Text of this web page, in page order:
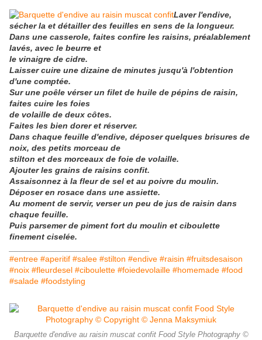
Laver l'endive,
sécher la et détailler des feuilles en sens de la longueur.
Dans une casserole, faites confire les raisins, préalablement
lavés, avec le beurre et
le vinaigre de cidre.
Laisser cuire une dizaine de minutes jusqu'à l'obtention
d'une comptée.
Sur une poêle vérser un filet de huile de pépins de raisin,
faites cuire les foies
de volaille de deux côtes.
Faites les bien dorer et réserver.
Dans chaque feuille d'endive, déposer quelques brisures de
noix, des petits morceau de
stilton et des morceaux de foie de volaille.
Ajouter les grains de raisins confit.
Assaisonnez à la fleur de sel et au poivre du moulin.
Déposer en rosace dans une assiette.
Au moment de servir, verser un peu de jus de raisin dans
chaque feuille.
Puis parsemer de piment fort du moulin et ciboulette
finement ciselée.
#entree #aperitif #salee #stilton #endive #raisin #fruitsdesaison
#noix #fleurdesel #ciboulette #foiedevolaille #homemade #food
#salade #foodstyling
Barquette d'endive au raisin muscat confit Food Style Photography ©